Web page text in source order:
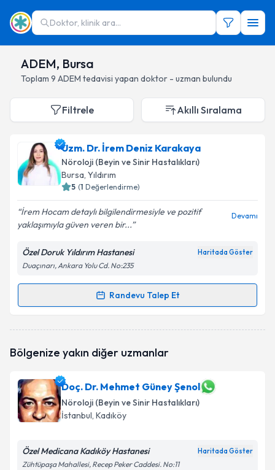
Doktor, klinik ara...
ADEM, Bursa
Toplam 9 ADEM tedavisi yapan doktor - uzman bulundu
Filtrele Akıllı Sıralama
Uzm. Dr. İrem Deniz Karakaya
Nöroloji (Beyin ve Sinir Hastalıkları)
Bursa, Yıldırım
5 (1 Değerlendirme)
İrem Hocam detaylı bilgilendirmesiyle ve pozitif
yaklaşımıyla güven veren bir...
Devamı
Özel Doruk Yıldırım Hastanesi Haritada Göster
Duaçınarı, Ankara Yolu Cd. No:235
Randevu Talep Et
Randevu Takvimi Talebi
talebi oluşturun. Size bu uzmandan randevu almanız
bilgilendireceğiz.
E-posta Adresiniz
Kişisel verilerimin işlenmesine ilişkin
Bölgenize yakın diğer uzmanlar
Doç. Dr. Mehmet Güney Şenol
Nöroloji (Beyin ve Sinir Hastalıkları)
İstanbul, Kadıköy
Özel Medicana Kadıköy Hastanesi Haritada Göster
Zühtüpaşa Mahallesi, Recep Peker Caddesi. No:11